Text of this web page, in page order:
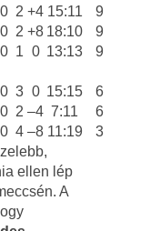
0 2 +4 15:11
9
0 2 +8 18:10
9
0 1 0 13:13 9
0 3 0 15:15
6
0 2 –4 7:11
6
0 4 –8 11:19
3
ellen lép
A